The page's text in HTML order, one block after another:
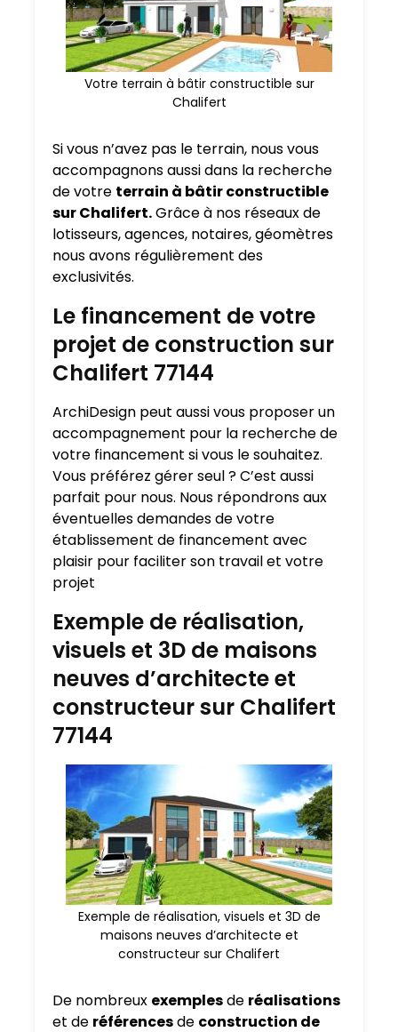
Votre terrain à bâtir constructible sur
Chalifert
Si vous n’avez pas le terrain, nous vous
accompagnons aussi dans la recherche
de votre terrain à bâtir constructible
sur Chalifert.Grâce à nos réseaux de
lotisseurs, agences, notaires, géomètres
nous avons régulièrement des
exclusivités.
Le financement de votre
projet de construction sur
Chalifert 77144
ArchiDesign peut aussi vous proposer un
accompagnement pour la recherche de
votre financement si vous le souhaitez.
Vous préférez gérer seul ? C’est aussi
parfait pour nous. Nous répondrons aux
éventuelles demandes de votre
établissement de financement avec
plaisir pour faciliter son travail et votre
projet
Exemple de réalisation,
visuels et 3D de maisons
neuves d’architecte et
constructeur sur Chalifert
77144
Exemple de réalisation, visuels et 3D de
maisons neuves d’architecte et
constructeur sur Chalifert
De nombreux exemplesde réalisations
et de référencesde construction de